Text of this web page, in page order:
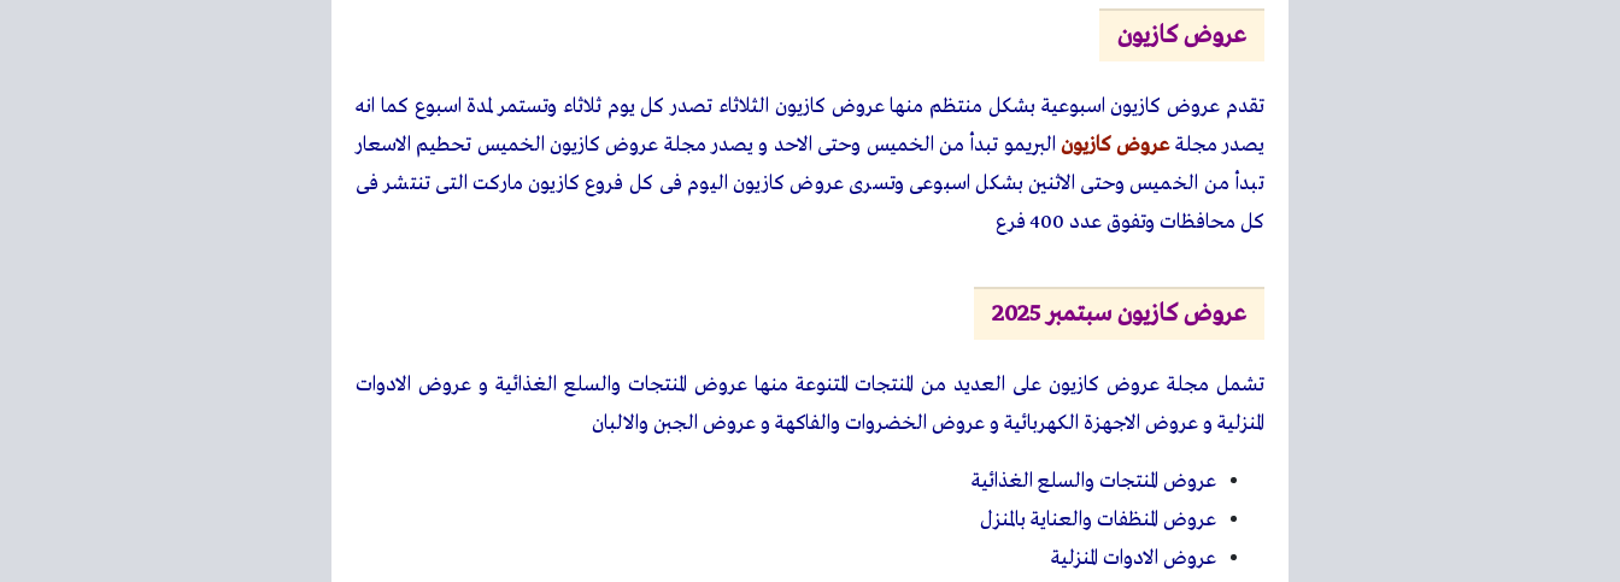
عروض كازيون
تقدم عروض كازيون اسبوعية بشكل منتظم منها عروض كازيون الثلاثاء تصدر كل يوم ثلاثاء وتستمر لمدة اسبوع كما انه
يصدر مجلةعروض كازيون البريمو تبدأ من الخميس وحتى الاحد و يصدر مجلة عروض كازيون الخميس تحطيم الاسعار
تبدأ من الخميس وحتى الاثنين بشكل اسبوعى وتسرى عروض كازيون اليوم فى كل فروع كازيون ماركت التى تنتشر فى
كل محافظات وتفوق عدد 400 فرع
عروض كازيون سبتمبر 2025
تشمل مجلة عروض كازيون على العديد من المنتجات المتنوعة منها عروض المنتجات والسلع الغذائية و عروض الادوات
المنزلية و عروض الاجهزة الكهربائية و عروض الخضروات والفاكهة و عروض الجبن والالبان
عروض المنتجات والسلع الغذائية
عروض المنظفات والعناية بالمنزل
عروض الادوات المنزلية